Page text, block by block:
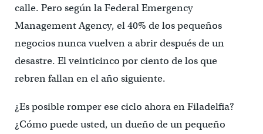
calle. Pero según la Federal Emergency
Management Agency, el 40% de los pequeños
negocios nunca vuelven a abrir después de un
desastre. El veinticinco por ciento de los que
rebren fallan en el año siguiente.
¿Es posible romper ese ciclo ahora en Filadelfia?
¿Cómo puede usted, un dueño de un pequeño